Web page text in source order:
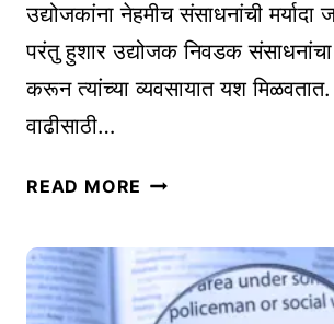
U
R
O
E
R
A
द्ध
ती
प
ट
क
सा
अ
उद्योजकांना नेहमीच संसाधनांची
परंतु हुशार उद्योजक निवडक संसाधनांचा
करून त्यांच्या व्यवसायात यश मिळवतात.
वाढीसाठी…
READ MORE भा
य
उ